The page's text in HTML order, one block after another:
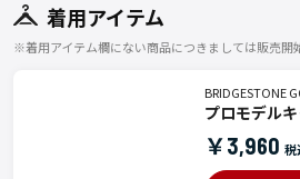
着用アイテム
※着用アイテム欄にない商品につきましては販売開
BRIDGESTONE
プロモデル
￥3,960